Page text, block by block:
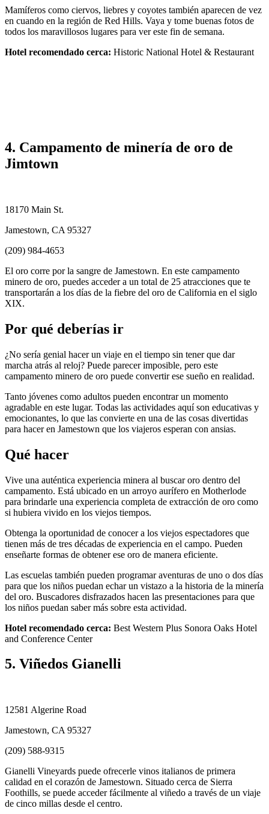
Mamíferos como ciervos, liebres y coyotes también aparecen de vez
en cuando en la región de Red Hills. Vaya y tome buenas fotos de
todos los maravillosos lugares para ver este fin de semana.
Hotel recomendado cerca: Historic National Hotel & Restaurant
4. Campamento de minería de oro de
Jimtown
18170 Main St.
Jamestown, CA 95327
(209) 984-4653
El oro corre por la sangre de Jamestown. En este campamento
minero de oro, puedes acceder a un total de 25 atracciones que te
transportarán a los días de la fiebre del oro de California en el siglo
XIX.
Por qué deberías ir
¿No sería genial hacer un viaje en el tiempo sin tener que dar
marcha atrás al reloj? Puede parecer imposible, pero este
campamento minero de oro puede convertir ese sueño en realidad.
Tanto jóvenes como adultos pueden encontrar un momento
agradable en este lugar. Todas las actividades aquí son educativas y
emocionantes, lo que las convierte en una de las cosas divertidas
para hacer en Jamestown que los viajeros esperan con ansias.
Qué hacer
Vive una auténtica experiencia minera al buscar oro dentro del
campamento. Está ubicado en un arroyo aurífero en Motherlode
para brindarle una experiencia completa de extracción de oro como
si hubiera vivido en los viejos tiempos.
Obtenga la oportunidad de conocer a los viejos espectadores que
tienen más de tres décadas de experiencia en el campo. Pueden
enseñarte formas de obtener ese oro de manera eficiente.
Las escuelas también pueden programar aventuras de uno o dos días
para que los niños puedan echar un vistazo a la historia de la minería
del oro. Buscadores disfrazados hacen las presentaciones para que
los niños puedan saber más sobre esta actividad.
Hotel recomendado cerca: Best Western Plus Sonora Oaks Hotel
and Conference Center
5. Viñedos Gianelli
12581 Algerine Road
Jamestown, CA 95327
(209) 588-9315
Gianelli Vineyards puede ofrecerle vinos italianos de primera
calidad en el corazón de Jamestown. Situado cerca de Sierra
Foothills, se puede acceder fácilmente al viñedo a través de un viaje
de cinco millas desde el centro.